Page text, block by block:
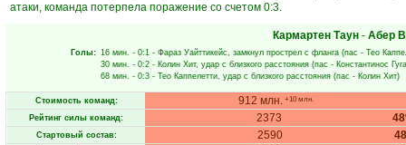
атаки, команда потерпела поражение со счетом 0:3.
Кармартен Таун - Абер
Голы: 16 мин. - 0:1 - Фараз Уайттикейс, замкнул прострел с фланга (пас - Тео
30 мин. - 0:2 - Колин Хит, удар с близкого расстояния (пас - Константинос
68 мин. - 0:3 - Тео Каппелетти, удар с близкого расстояния (пас - Колин Хит)
Стоимость команд: 912 млн. +10 млн.
Рейтинг силы команд: 2373
Стартовый состав: 2590